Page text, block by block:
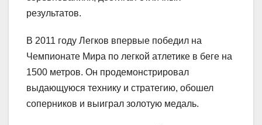
результатов.
В 2011 году Легков впервые победил на
Чемпионате Мира по легкой атлетике в беге на
1500 метров. Он продемонстрировал
выдающуюся технику и стратегию, обошел
соперников и выиграл золотую медаль.